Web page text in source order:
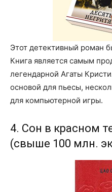
Этот детективный роман
Книга является самым
легендарной Агаты
основой для пьесы,
для компьютерной игры.
4. Сон в красном
(свыше 100 млн.